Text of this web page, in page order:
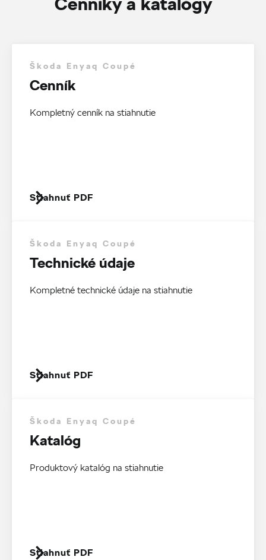
Škoda Enyaq Coupé
Cenník
Kompletný cenník na stiahnutie
Stiahnuť PDF
Škoda Enyaq Coupé
Technické údaje
Kompletné technické údaje na stiahnutie
Stiahnuť PDF
Škoda Enyaq Coupé
Katalóg
Produktový katalóg na stiahnutie
Stiahnuť PDF